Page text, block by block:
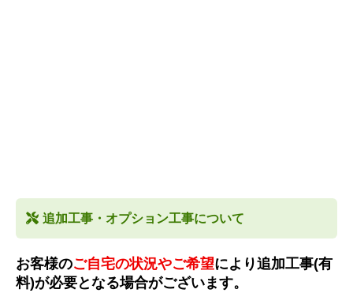
追加工事・オプション工事について
お客様のご自宅の状況やご希望により追加工事(有
料)が必要となる場合がございます。